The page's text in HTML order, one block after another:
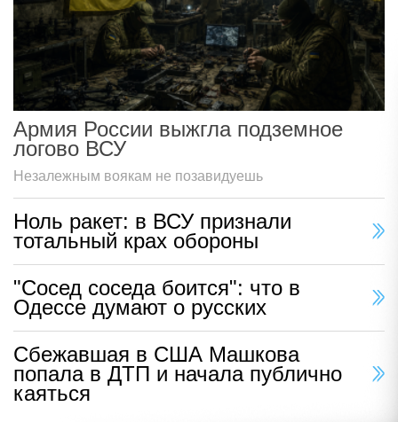
Армия России выжгла подземное
логово ВСУ
Незалежным воякам не позавидуешь
Ноль ракет: в ВСУ признали
тотальный крах обороны
"Сосед соседа боится": что в
Одессе думают о русских
Сбежавшая в США Машкова
попала в ДТП и начала публично
каяться